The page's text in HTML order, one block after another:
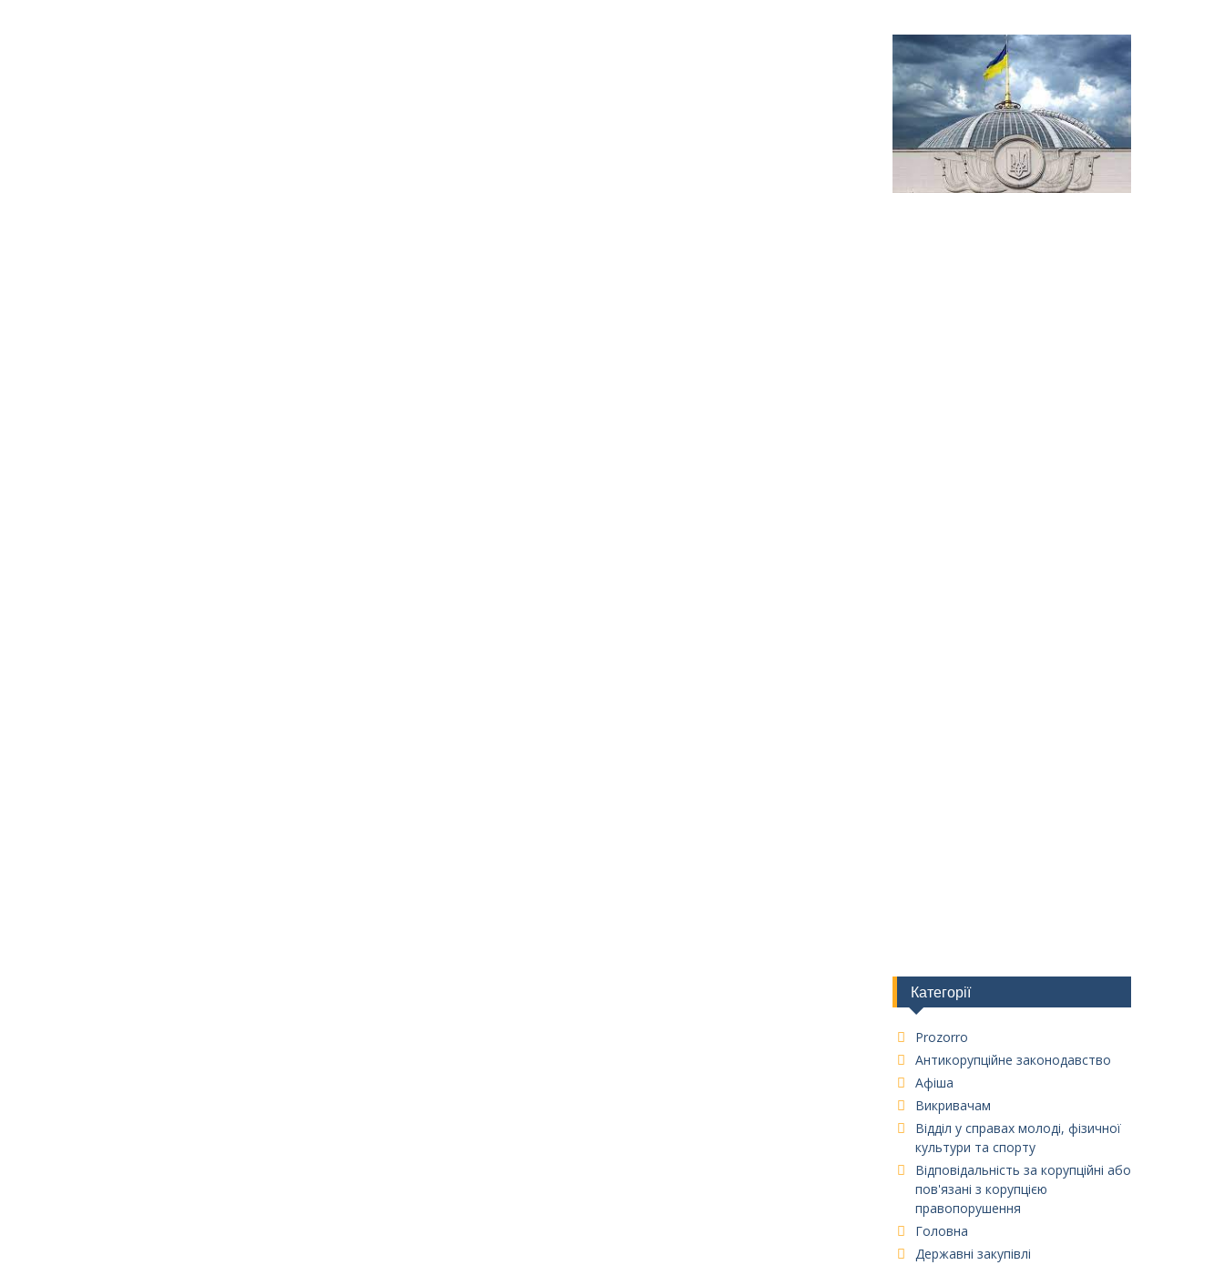
Категорії
Prozorro
Антикорупційне законодавство
Афіша
Викривачам
Відділ у справах молоді, фізичної
культури та спорту
Відповідальність за корупційні або
пов'язані з корупцією
правопорушення
Головна
Державні закупівлі